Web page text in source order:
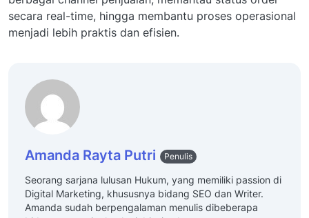
secara real-time, hingga membantu proses operasional
menjadi lebih praktis dan efisien.
Amanda Rayta Putri Penulis
Seorang sarjana lulusan Hukum, yang memiliki passion di
Digital Marketing, khususnya bidang SEO dan Writer.
Amanda sudah berpengalaman menulis dibeberapa